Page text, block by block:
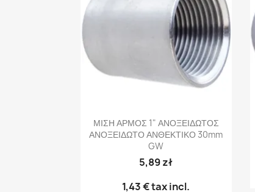
Γρήγορη προβολή
ΜΙΣΗ ΑΡΜΟΣ 1" ΑΝΟΞΕΙΔΩΤΟΣ
ΑΝΟΞΕΙΔΩΤΟ ΑΝΘΕΚΤΙΚΟ 30mm
GW
5,89 zł
1,43 €tax incl.